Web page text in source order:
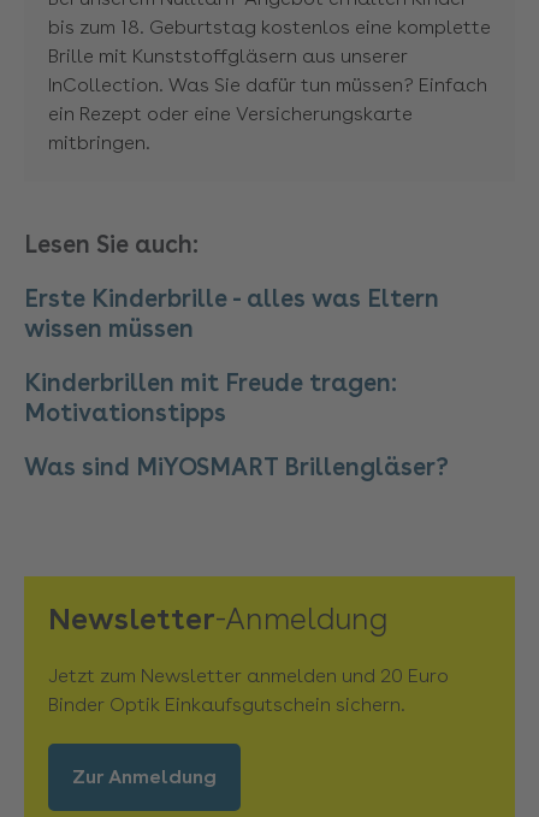
bis zum 18. Geburtstag kostenlos eine komplette
Brille mit Kunststoffgläsern aus unserer
InCollection. Was Sie dafür tun müssen? Einfach
ein Rezept oder eine Versicherungskarte
mitbringen.
Lesen Sie auch:
Erste Kinderbrille - alles was Eltern
wissen müssen
Kinderbrillen mit Freude tragen:
Motivationstipps
Was sind MiYOSMART Brillengläser?
Newsletter-Anmeldung
Jetzt zum Newsletter anmelden und 20 Euro
Binder Optik Einkaufsgutschein sichern.
Zur Anmeldung